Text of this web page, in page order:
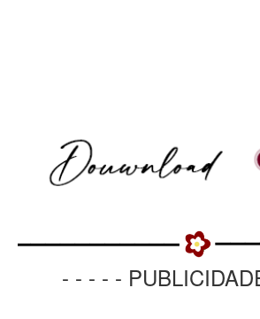
- - - - -